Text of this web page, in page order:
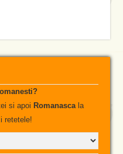
si apoiRomanasca la
retetele!